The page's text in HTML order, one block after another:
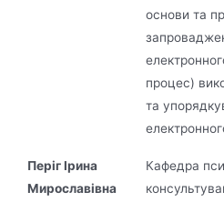
основи та
процес)
та
Періг Ірина
Мирославівна
Кафедра